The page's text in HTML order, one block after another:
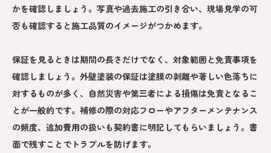
かを確認しましょう。写真や過去施工の引き合い、現場見学の可
否も確認すると施工品質のイメージがつかめます。
保証を見るときは期間の長さだけでなく、対象範囲と免責事項を
確認しましょう。外壁塗装の保証は塗膜の剥離や著しい色落ちに
対するものが多く、自然災害や第三者による損傷は免責となるこ
とが一般的です。補修の際の対応フローやアフターメンテナンス
の頻度、追加費用の扱いも契約書に明記してもらいましょう。書
面で残すことでトラブルを防げます。